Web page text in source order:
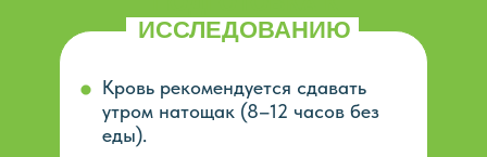
Кровь рекомендуется сдавать
утром натощак (8–12 часов без
еды).
ИССЛЕДОВАНИЮ